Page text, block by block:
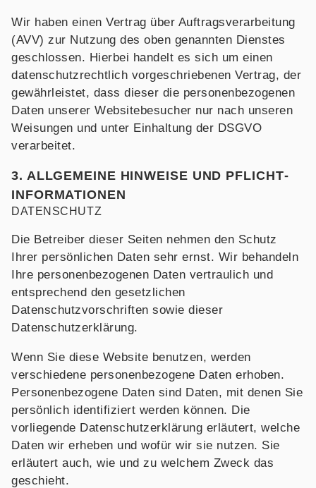
Wir haben einen Vertrag über Auftragsverarbeitung
(AVV) zur Nutzung des oben genannten Dienstes
geschlossen. Hierbei handelt es sich um einen
datenschutzrechtlich vorgeschriebenen Vertrag, der
gewährleistet, dass dieser die personenbezogenen
Daten unserer Websitebesucher nur nach unseren
Weisungen und unter Einhaltung der DSGVO
verarbeitet.
3. ALLGEMEINE HINWEISE UND PFLICHT­
INFORMATIONEN
DATENSCHUTZ
Die Betreiber dieser Seiten nehmen den Schutz
Ihrer persönlichen Daten sehr ernst. Wir behandeln
Ihre personenbezogenen Daten vertraulich und
entsprechend den gesetzlichen
Datenschutzvorschriften sowie dieser
Datenschutzerklärung.
Wenn Sie diese Website benutzen, werden
verschiedene personenbezogene Daten erhoben.
Personenbezogene Daten sind Daten, mit denen Sie
persönlich identifiziert werden können. Die
vorliegende Datenschutzerklärung erläutert, welche
Daten wir erheben und wofür wir sie nutzen. Sie
erläutert auch, wie und zu welchem Zweck das
geschieht.